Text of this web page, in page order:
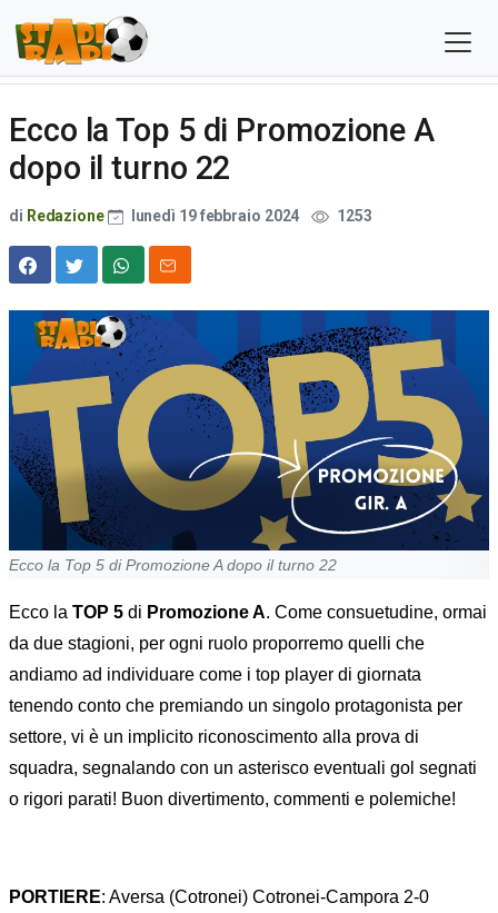
Ecco la Top 5 di Promozione A
dopo il turno 22
di Redazione lunedì 19 febbraio 2024 1253
Ecco la Top 5 di Promozione A dopo il turno 22
Ecco la TOP 5 di Promozione A. Come consuetudine, ormai
da due stagioni, per ogni ruolo proporremo quelli che
andiamo ad individuare come i top player di giornata
tenendo conto che premiando un singolo protagonista per
settore, vi è un implicito riconoscimento alla prova di
squadra, segnalando con un asterisco eventuali gol segnati
o rigori parati! Buon divertimento, commenti e polemiche!
PORTIERE: Aversa (Cotronei) Cotronei-Campora 2-0